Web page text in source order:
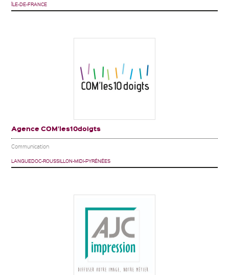
ÎLE-DE-FRANCE
Agence COM’les10doigts
Communication
LANGUEDOC-ROUSSILLON-MIDI-PYRÉNÉES